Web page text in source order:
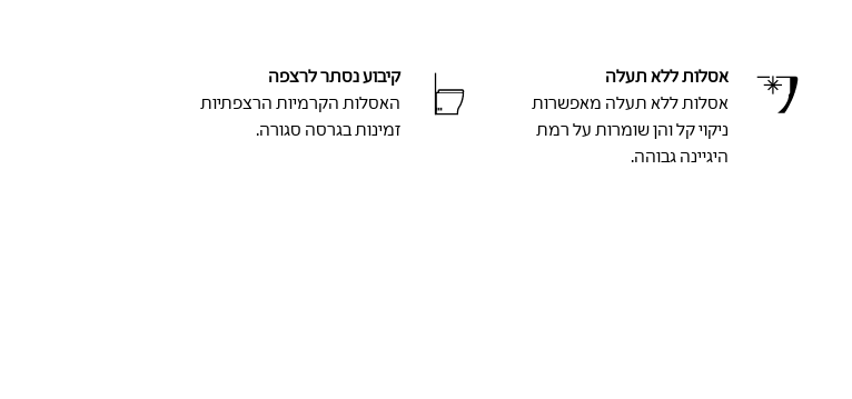
אסלות ללא תעלה
אסלות ללא תעלה מאפשרות
ניקוי קל והן שומרות על רמת
היגיינה גבוהה.
קיבוע נסתר לרצפה
האסלות הקרמיות הרצפתיות
זמינות בגרסה סגורה.